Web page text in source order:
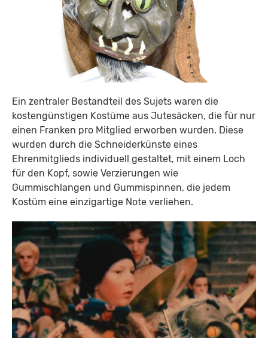
Ein zentraler Bestandteil des Sujets waren die
kostengünstigen Kostüme aus Jutesäcken, die für nur
einen Franken pro Mitglied erworben wurden. Diese
wurden durch die Schneiderkünste eines
Ehrenmitglieds individuell gestaltet, mit einem Loch
für den Kopf, sowie Verzierungen wie
Gummischlangen und Gummispinnen, die jedem
Kostüm eine einzigartige Note verliehen.